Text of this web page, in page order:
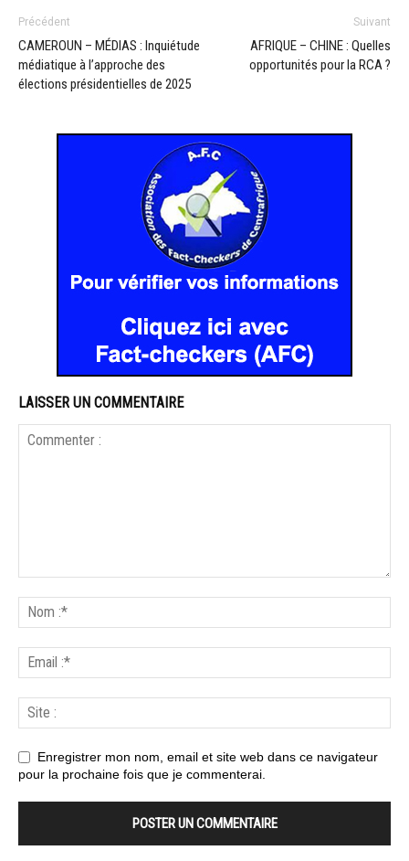
Précédent
CAMEROUN – MÉDIAS : Inquiétude
médiatique à l’approche des
élections présidentielles de 2025
Suivant
AFRIQUE – CHINE : Quelles
opportunités pour la RCA ?
LAISSER UN COMMENTAIRE
Enregistrer mon nom, email et site web dans ce navigateur
pour la prochaine fois que je commenterai.